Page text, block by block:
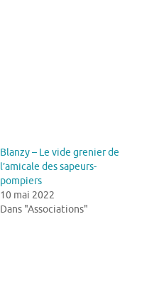
Blanzy – Le vide grenier de
l’amicale des sapeurs-
pompiers
10 mai 2022
Dans "Associations"